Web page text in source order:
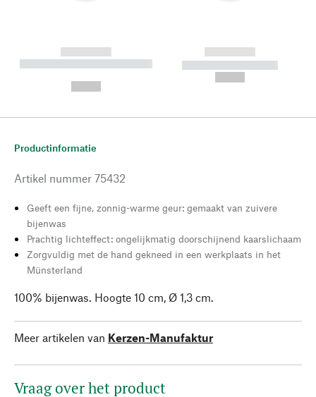
------------
----------- ----------- --------
------------
----------- -----------
Productinformatie
Artikel nummer 75432
Geeft een fijne, zonnig-warme geur: gemaakt van zuivere
bijenwas
Prachtig lichteffect: ongelijkmatig doorschijnend kaarslichaam
Zorgvuldig met de hand gekneed in een werkplaats in het
Münsterland
100% bijenwas. Hoogte 10 cm, Ø 1,3 cm.
Meer artikelen van Kerzen-Manufaktur
Vraag over het product